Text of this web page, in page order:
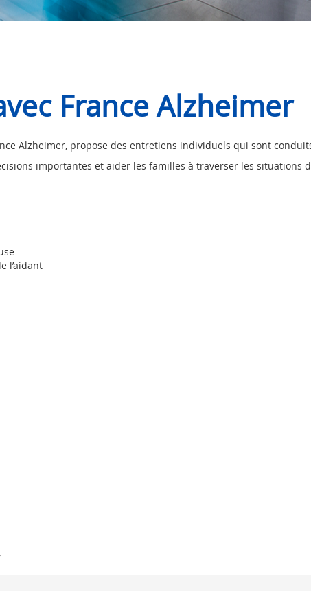
France Alzheimer
Alzheimer, propose des entretiens individuels qui sont
importantes et aider les familles à traverser les situations
l’aidant